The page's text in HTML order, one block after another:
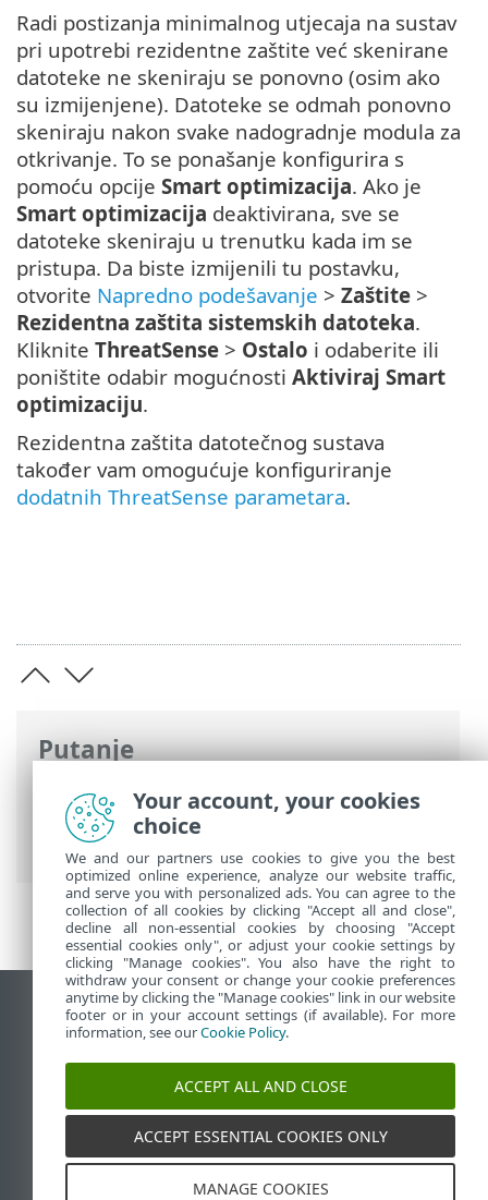
Putanje
ESET-ova online pomoć> ESET Endpoint
Security >Napredno podešavanje
Zaštite > Rezidentna zaštita
Radi postizanja minimalnog utjecaja na sustav
pri upotrebi rezidentne zaštite već skenirane
datoteke ne skeniraju se ponovno (osim ako
su izmijenjene). Datoteke se odmah ponovno
skeniraju nakon svake nadogradnje modula za
otkrivanje. To se ponašanje konfigurira s
pomoću opcije Smart optimizacija. Ako je
Smart optimizacija deaktivirana, sve se
datoteke skeniraju u trenutku kada im se
pristupa. Da biste izmijenili tu postavku,
otvorite Napredno podešavanje > Zaštite >
Rezidentna zaštita sistemskih datoteka.
Kliknite ThreatSense > Ostalo i odaberite ili
poništite odabir mogućnosti Aktiviraj Smart
optimizaciju.
Rezidentna zaštita datotečnog sustava
također vam omogućuje konfiguriranje
dodatnih ThreatSense parametara.
Prikaži stranicu za radnu površinu
End of Life
ESET-ova baza znanja
ESET Status Portal
Regionalna podrška
Your account, your cookies
choice
We and our partners use cookies to give you the best
optimized online experience, analyze our website traffic,
and serve you with personalized ads. You can agree to the
collection of all cookies by clicking "Accept all and close",
decline all non-essential cookies by choosing "Accept
essential cookies only", or adjust your cookie settings by
clicking "Manage cookies". You also have the right to
withdraw your consent or change your cookie preferences
anytime by clicking the "Manage cookies" link in our website
footer or in your account settings (if available). For more
information, see ourCookie Policy.
ACCEPT ALL AND CLOSE
ACCEPT ESSENTIAL COOKIES ONLY
MANAGE COOKIES